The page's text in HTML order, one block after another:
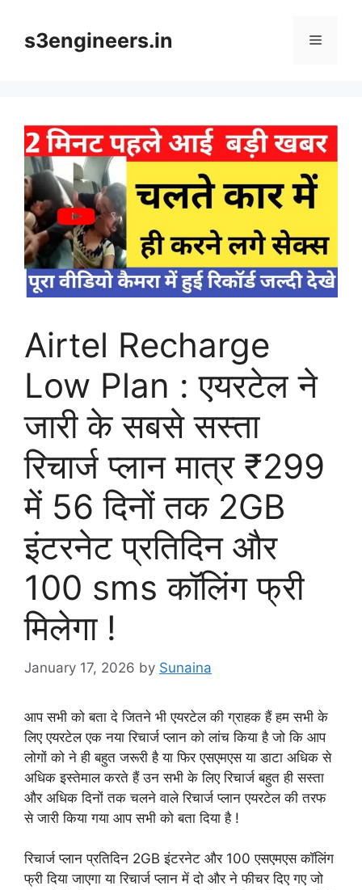
contents3engineers.in Menu
Airtel Recharge
Low Plan : एयरटेल ने
जारी के सबसे सस्ता
रिचार्ज प्लान मात्र ₹299
में 56 दिनों तक 2GB
इंटरनेट प्रतिदिन और
100 sms कॉलिंग फ्री
मिलेगा !
January 17, 2026 by Sunaina
आप सभी को बता दे जितने भी एयरटेल की ग्राहक हैं हम सभी के
लिए एयरटेल एक नया रिचार्ज प्लान को लांच किया है जो कि आप
लोगों को ने ही बहुत जरूरी है या फिर एसएमएस या डाटा अधिक से
अधिक इस्तेमाल करते हैं उन सभी के लिए रिचार्ज बहुत ही सस्ता
और अधिक दिनों तक चलने वाले रिचार्ज प्लान एयरटेल की तरफ
से जारी किया गया आप सभी को बता दिया है !
रिचार्ज प्लान प्रतिदिन 2GB इंटरनेट और 100 एसएमएस कॉलिंग
फ्री दिया जाएगा या रिचार्ज प्लान में दो और ने फीचर दिए गए जो